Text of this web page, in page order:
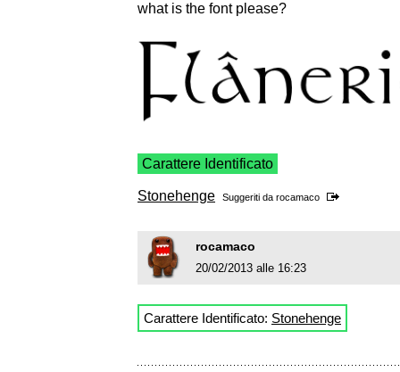
what is the font please?
Carattere Identificato
Stonehenge Suggeriti da rocamaco
rocamaco
20/02/2013 alle 16:23
Carattere Identificato: Stonehenge